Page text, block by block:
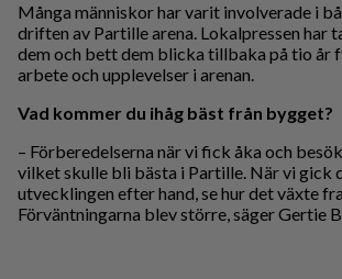
Många människor har varit involverade i
driften av Partille arena. Lokalpressen har
dem och bett dem blicka tillbaka på tio år
arbete och upplevelser i arenan.
Vad kommer du ihåg bäst från bygget?
– Förberedelserna när vi fick åka och
vilket skulle bli bästa i Partille. När vi gick
utvecklingen efter hand, se hur det växte
Förväntningarna blev större, säger Gertie